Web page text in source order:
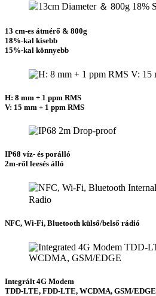
13 cm-es átmérő & 800g
18%-kal kisebb
15%-kal könnyebb
H: 8 mm + 1 ppm RMS
V: 15 mm + 1 ppm RMS
IP68 víz- és porálló
2m-ről leesés álló
NFC, Wi-Fi, Bluetooth külső/belső rádió
Integrált 4G Modem
TDD-LTE, FDD-LTE, WCDMA, GSM/EDGE